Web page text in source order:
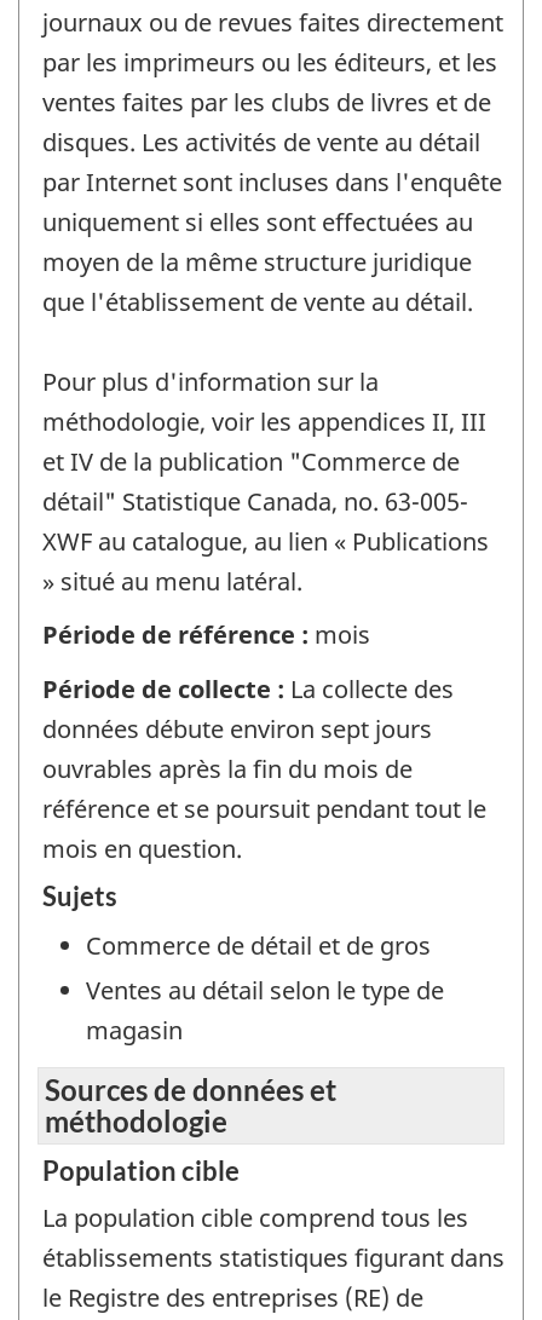
journaux ou de revues faites directement
par les imprimeurs ou les éditeurs, et les
ventes faites par les clubs de livres et de
disques. Les activités de vente au détail
par Internet sont incluses dans l'enquête
uniquement si elles sont effectuées au
moyen de la même structure juridique
que l'établissement de vente au détail.
Pour plus d'information sur la
méthodologie, voir les appendices II, III
et IV de la publication "Commerce de
détail" Statistique Canada, no. 63-005-
XWF au catalogue, au lien « Publications
» situé au menu latéral.
Période de référence : mois
Période de collecte : La collecte des
données débute environ sept jours
ouvrables après la fin du mois de
référence et se poursuit pendant tout le
mois en question.
Sujets
Commerce de détail et de gros
Ventes au détail selon le type de
magasin
Sources de données et
méthodologie
Population cible
La population cible comprend tous les
établissements statistiques figurant dans
le Registre des entreprises (RE) de